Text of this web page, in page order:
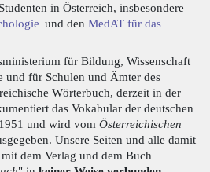
in Österreich, insbesondere
und den MedAT für das
für Bildung, Wissenschaft
und für Schulen und Ämter des
Wörterbuch, derzeit in der
das Vokabular der deutschen
und wird vom Österreichischen
Unsere Seiten und alle damit
dem Verlag und dem Buch